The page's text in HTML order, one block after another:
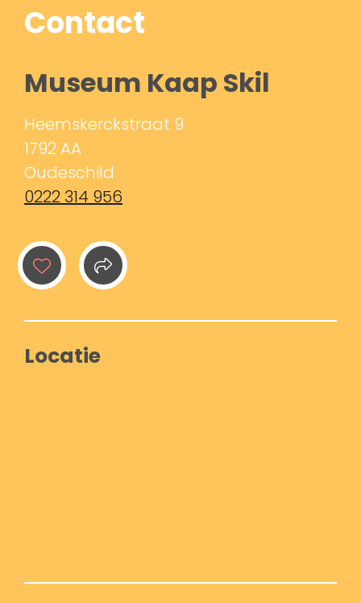
Contact
Museum Kaap Skil
Heemskerckstraat 9
1792 AA
Oudeschild
0222 314 956
Locatie